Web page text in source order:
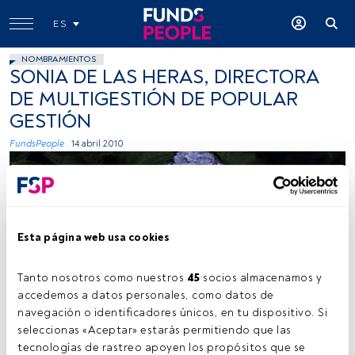
Esta página web usa cookies
Tanto nosotros como nuestros 45 socios almacenamos y
accedemos a datos personales, como datos de
navegación o identificadores únicos, en tu dispositivo. Si
seleccionas «Aceptar» estarás permitiendo que las
tecnologías de rastreo apoyen los propósitos que se
ES
NOMBRAMIENTOS
SONIA DE LAS HERAS, DIRECTORA
DE MULTIGESTIÓN DE POPULAR
GESTIÓN
FundsPeople . 14 abril 2010
Tiempo lectura: 27 s.